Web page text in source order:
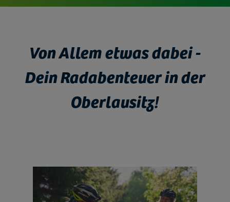
Von Allem etwas dabei -
Dein Radabenteuer in der
Oberlausitz!